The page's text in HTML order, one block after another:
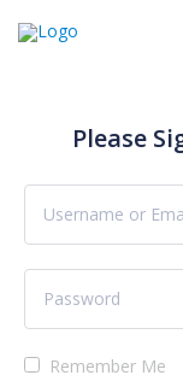
Please
Remember Me